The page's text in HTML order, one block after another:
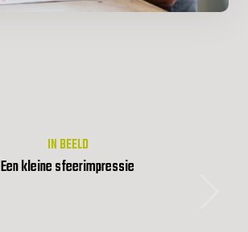
IN BEELD
Een kleine sfeerimpressie